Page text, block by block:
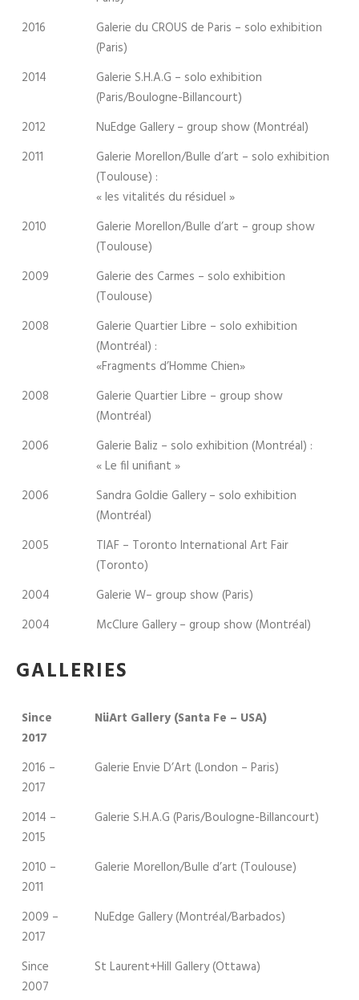
2016
Galerie du CROUS de Paris – solo exhibition
(Paris)
2014
Galerie S.H.A.G – solo exhibition
(Paris/Boulogne-Billancourt)
2012
NuEdge Gallery – group show (Montréal)
2011
Galerie Morellon/Bulle d’art – solo exhibition
(Toulouse) :
« les vitalités du résiduel »
2010
Galerie Morellon/Bulle d’art – group show
(Toulouse)
2009
Galerie des Carmes – solo exhibition
(Toulouse)
2008
Galerie Quartier Libre – solo exhibition
(Montréal) :
«Fragments d’Homme Chien»
2008
Galerie Quartier Libre – group show
(Montréal)
2006
Galerie Baliz – solo exhibition (Montréal) :
« Le fil unifiant »
2006
Sandra Goldie Gallery – solo exhibition
(Montréal)
2005
TIAF – Toronto International Art Fair
(Toronto)
2004
Galerie W– group show (Paris)
2004
McClure Gallery – group show (Montréal)
GALLERIES
Since
2017
NüArt Gallery (Santa Fe – USA)
2016 –
2017
Galerie Envie D’Art (London – Paris)
2014 –
2015
Galerie S.H.A.G (Paris/Boulogne-Billancourt)
2010 –
2011
Galerie Morellon/Bulle d’art (Toulouse)
2009 –
2017
NuEdge Gallery (Montréal/Barbados)
Since
2007
St Laurent+Hill Gallery (Ottawa)